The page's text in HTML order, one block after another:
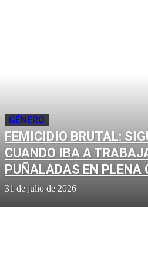
GÉNERO
FEMICIDIO BRUTAL:
CUANDO IBA A
PUÑALADAS EN PLENA
31 de julio de 2026